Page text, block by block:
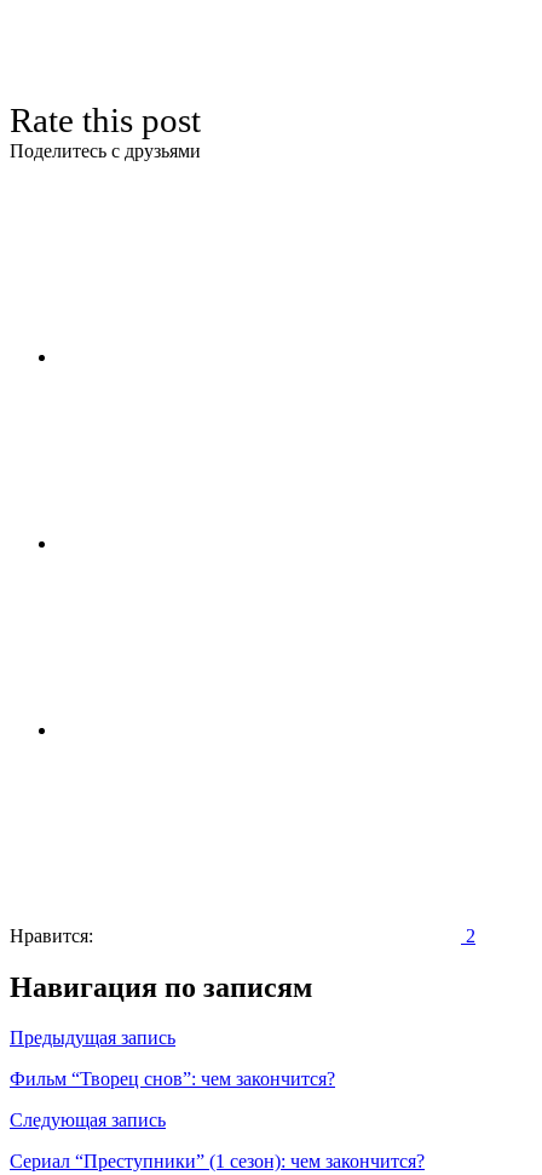
Rate this post
Поделитесь с друзьями
Нравится: 2
Навигация по записям
Предыдущая запись
Фильм “Творец снов”: чем закончится?
Следующая запись
Сериал “Преступники” (1 сезон): чем закончится?